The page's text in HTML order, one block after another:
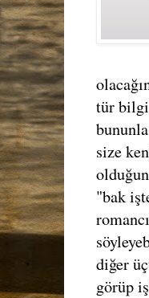
tür
size
"bak
diğer
görüp